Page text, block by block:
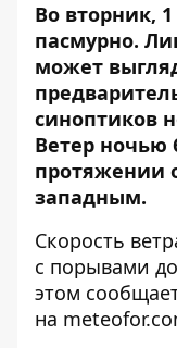
Во вторник,
пасмурно.
может
синоптиков
Ветер ночью
протяжении
западным.
Скорость
с порывами
этом
на